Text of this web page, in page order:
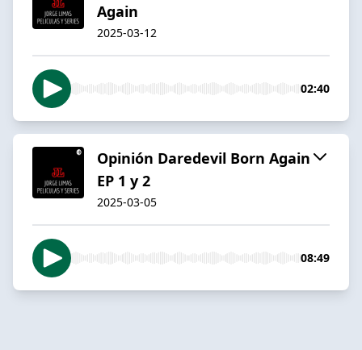
Again
2025-03-12
02:40
Opinión Daredevil Born Again
EP 1 y 2
2025-03-05
08:49